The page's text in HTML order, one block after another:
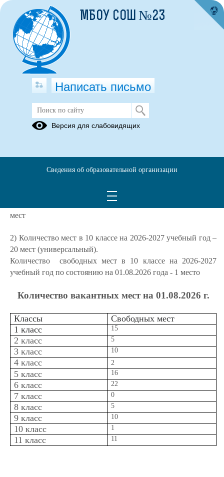
ВАКАНТНЫЕ МЕСТА
1.Количество мест в первых классах на 2026-2027 учебный
год – 40 мест
Количество свободных мест в первых классах на 2026-
2027 учебный год по состоянию на 01.08.2026 года - 15
мест
2) Количество мест в 10 классе на 2026-2027 учебный год –
20 мест (универсальный).
Количество свободных мест в 10 классе на 2026-2027
учебный год по состоянию на 01.08.2026 года - 1 место
Количество вакантных мест на 01.08.2026 г.
Классы
Свободных мест
1 класс
15
2 класс 5
3 класс 10
4 класс 2
5 класс 16
6 класс 22
7 класс 0
8 класс 5
9 класс 10
10 класс 1
11 класс 11
МБОУ СОШ №23
Написать письмо
Версия для слабовидящих
Сведения об образовательной организации